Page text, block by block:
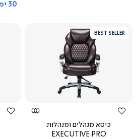
30 ימי ניסיון + שנתיים אחריות
BEST SELLER
צפייה
מהירה
כיסא מנהלים ומנהלות
EXECUTIVE PRO